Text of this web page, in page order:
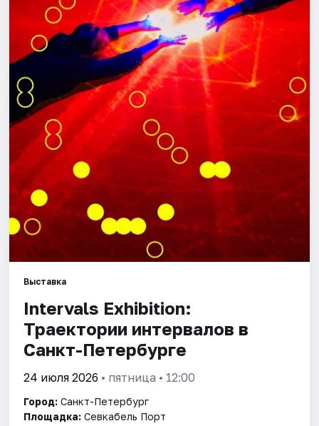
Города
Артисты
Рейтинги
Выставка
Intervals Exhibition:
Траектории интервалов в
Санкт-Петербурге
24 июля 2026 • пятница • 12:00
Город: Санкт-Петербург
Площадка: Севкабель Порт